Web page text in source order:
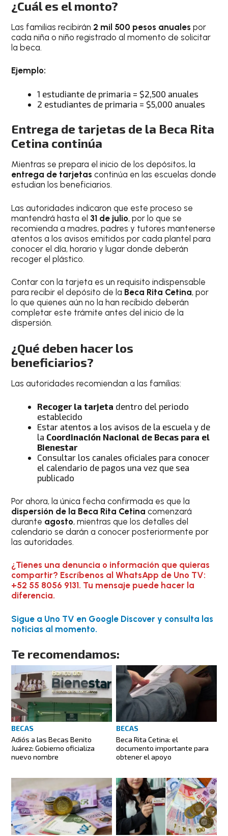
¿Cuál es el monto?
Las familias recibirán 2 mil 500 pesos anuales por
cada niña o niño registrado al momento de solicitar
la beca.
Ejemplo:
1 estudiante de primaria = $2,500 anuales
2 estudiantes de primaria = $5,000 anuales
Entrega de tarjetas de la Beca Rita
Cetina continúa
Mientras se prepara el inicio de los depósitos, la
entrega de tarjetas continúa en las escuelas donde
estudian los beneficiarios.
Las autoridades indicaron que este proceso se
mantendrá hasta el 31 de julio, por lo que se
recomienda a madres, padres y tutores mantenerse
atentos a los avisos emitidos por cada plantel para
conocer el día, horario y lugar donde deberán
recoger el plástico.
Contar con la tarjeta es un requisito indispensable
para recibir el depósito de la Beca Rita Cetina, por
lo que quienes aún no la han recibido deberán
completar este trámite antes del inicio de la
dispersión.
¿Qué deben hacer los
beneficiarios?
Las autoridades recomiendan a las familias:
Recoger la tarjeta dentro del periodo
establecido
Estar atentos a los avisos de la escuela y de
la Coordinación Nacional de Becas para el
Bienestar
Consultar los canales oficiales para conocer
el calendario de pagos una vez que sea
publicado
Por ahora, la única fecha confirmada es que la
dispersión de la Beca Rita Cetina comenzará
durante agosto, mientras que los detalles del
calendario se darán a conocer posteriormente por
las autoridades.
¿Tienes una denuncia o información que quieras
compartir? Escríbenos al WhatsApp de Uno TV:
+52 55 8056 9131. Tu mensaje puede hacer la
diferencia.
Sigue a Uno TV en Google Discover y consulta las
noticias al momento.
Te recomendamos:
BECAS
Adiós a las Becas Benito
Juárez: Gobierno oficializa
nuevo nombre
BECAS
Beca Rita Cetina: el
documento importante para
obtener el apoyo